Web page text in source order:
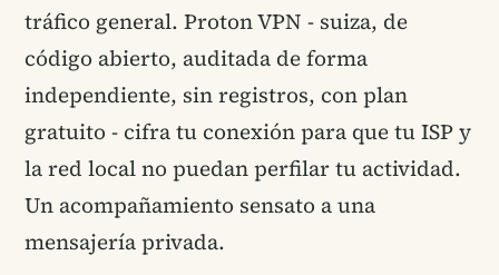
tráfico general. Proton VPN - suiza, de
código abierto, auditada de forma
independiente, sin registros, con plan
gratuito - cifra tu conexión para que tu ISP y
la red local no puedan perfilar tu actividad.
Un acompañamiento sensato a una
mensajería privada.